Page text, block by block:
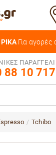
Για
88 10 717
/ Tchibo